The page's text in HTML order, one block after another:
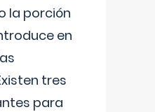
la porción
en
tres
para